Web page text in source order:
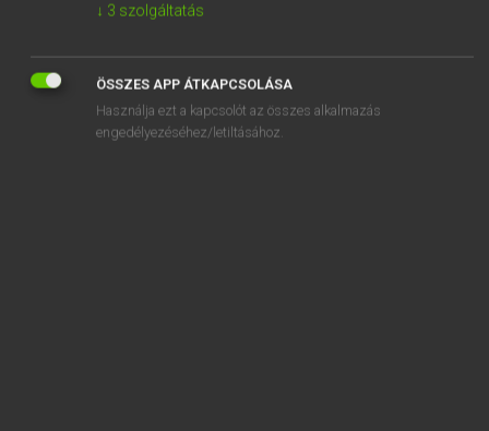
SZOTAR.NET APPLIKÁCIÓ
BEÉPÜLŐ SZÓTÁRMODUL
ONLINE NYELVVIZSGA
↓ 3 szolgáltatás
ÖSSZES APP ÁTKAPCSOLÁSA
Használja ezt a kapcsolót az összes alkalmazás
engedélyezéséhez/letiltásához.